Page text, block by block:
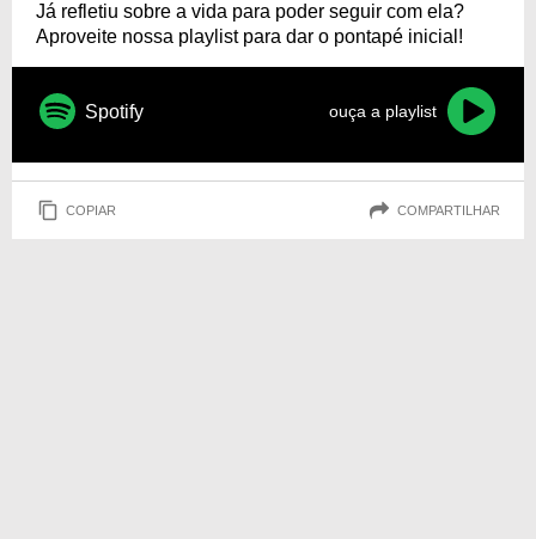
Já refletiu sobre a vida para poder seguir com ela?
Aproveite nossa playlist para dar o pontapé inicial!
Spotify ouça a playlist
COPIAR COMPARTILHAR